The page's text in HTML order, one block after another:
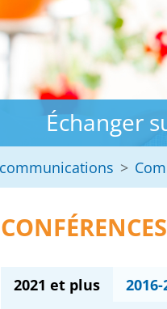
Échanger
2021 et plus 2016-